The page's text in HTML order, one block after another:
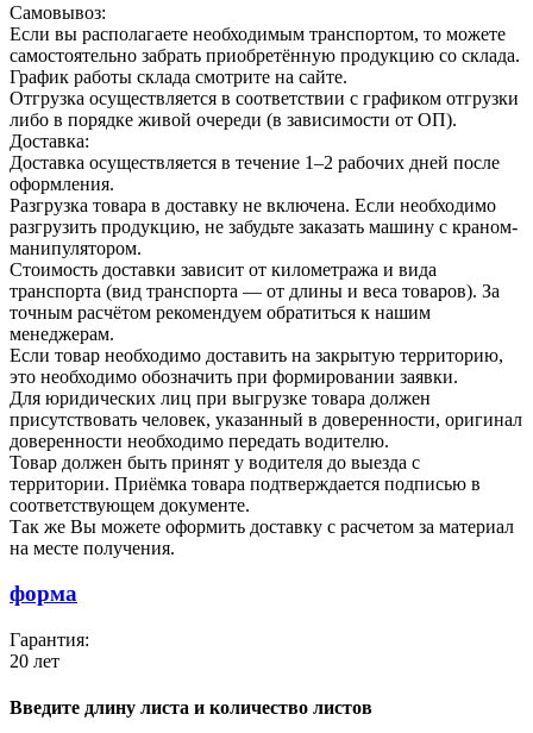
Самовывоз:
Если вы располагаете необходимым транспортом, то можете
самостоятельно забрать приобретённую продукцию со склада.
График работы склада смотрите на сайте.
Отгрузка осуществляется в соответствии с графиком отгрузки
либо в порядке живой очереди (в зависимости от ОП).
Доставка:
Доставка осуществляется в течение 1–2 рабочих дней после
оформления.
Разгрузка товара в доставку не включена. Если необходимо
разгрузить продукцию, не забудьте заказать машину с краном-
манипулятором.
Стоимость доставки зависит от километража и вида
транспорта (вид транспорта — от длины и веса товаров). За
точным расчётом рекомендуем обратиться к нашим
менеджерам.
Если товар необходимо доставить на закрытую территорию,
это необходимо обозначить при формировании заявки.
Для юридических лиц при выгрузке товара должен
присутствовать человек, указанный в доверенности, оригинал
доверенности необходимо передать водителю.
Товар должен быть принят у водителя до выезда с
территории. Приёмка товара подтверждается подписью в
соответствующем документе.
Так же Вы можете оформить доставку с расчетом за материал
на месте получения.
форма
Гарантия:
20 лет
Введите длину листа и количество листов